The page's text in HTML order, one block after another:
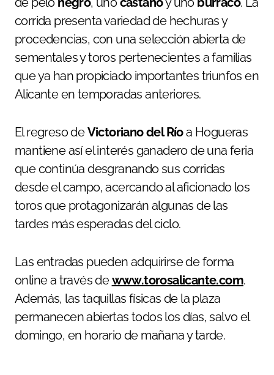
corrida presenta variedad de hechuras y
procedencias, con una selección abierta de
sementales y toros pertenecientes a familias
que ya han propiciado importantes triunfos en
Alicante en temporadas anteriores.
El regreso deVictoriano del Ríoa Hogueras
mantiene así el interés ganadero de una feria
que continúa desgranando sus corridas
desde el campo, acercando al aficionado los
toros que protagonizarán algunas de las
tardes más esperadas del ciclo.
Las entradas pueden adquirirse de forma
online a través dewww.torosalicante.com.
Además, las taquillas físicas de la plaza
permanecen abiertas todos los días, salvo el
domingo, en horario de mañana y tarde.